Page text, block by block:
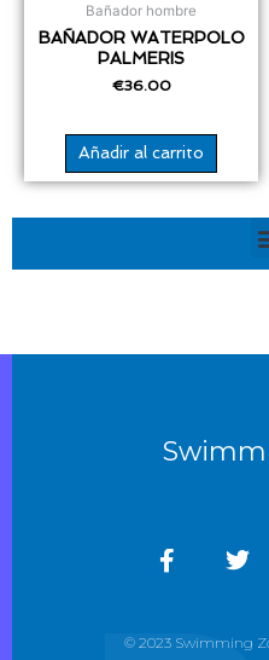
Bañador hombre
BAÑADOR WATERPOLO
PALMERIS
€36.00
Añadir al carrito
© 2023 Swimming